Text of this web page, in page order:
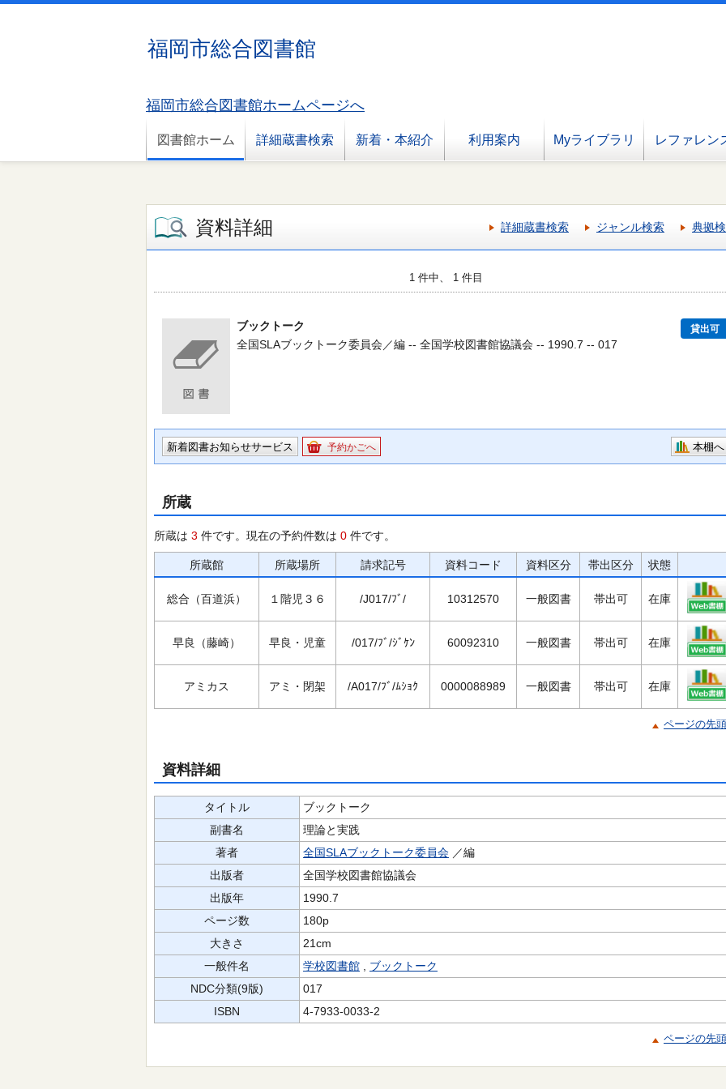
福岡市総合図書館
福岡市総合図書館ホームページへ
図書館ホーム 詳細蔵書検索 新着・本紹介 利用案内 Myライブラリ レファレン
資料詳細 詳細蔵書検索 ジャンル検索 典拠
1 件中、 1 件目
ブックトーク 貸出可
全国SLAブックトーク委員会／編 -- 全国学校図書館協議会 -- 1990.7 -- 017
新着図書お知らせサービス 予約かごへ 本棚へ
所蔵
所蔵は 3 件です。現在の予約件数は 0 件です。
所蔵館 所蔵場所 請求記号 資料コード 資料区分 帯出区分 状態
総合（百道浜） １階児３６ /J017/ﾌﾞ/ 10312570 一般図書 帯出可 在庫
早良（藤崎） 早良・児童 /017/ﾌﾞ/ｼﾞｹﾝ 60092310 一般図書 帯出可 在庫
アミカス アミ・閉架 /A017/ﾌﾞ/ﾑｼｮｸ 0000088989 一般図書 帯出可 在庫
ページの先
資料詳細
タイトル
ブックトーク
副書名
理論と実践
著者
全国SLAブックトーク委員会 ／編
出版者
全国学校図書館協議会
出版年
1990.7
ページ数
180p
大きさ
21cm
一般件名
学校図書館
ブックトーク
NDC分類(9版)
017
ISBN
4-7933-0033-2
ページの先